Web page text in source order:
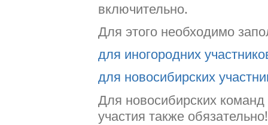
включительно.
Для этого необходимо
для иногородних
для новосибирских
Для новосибирских
участия также обязательно!